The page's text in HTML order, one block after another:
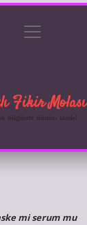
Gizlilik Politikası
menüyü
aç
Fikir Molası
bilgilerle zihnini tazele!
mi serum mu